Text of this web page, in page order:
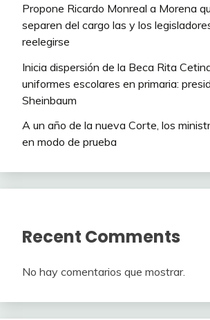
Propone Ricardo Monreal a Morena
separen del cargo las y los
reelegirse
Inicia dispersión de la Beca Rita
uniformes escolares en primaria:
Sheinbaum
A un año de la nueva Corte, los
en modo de prueba
Recent Comments
No hay comentarios que mostrar.